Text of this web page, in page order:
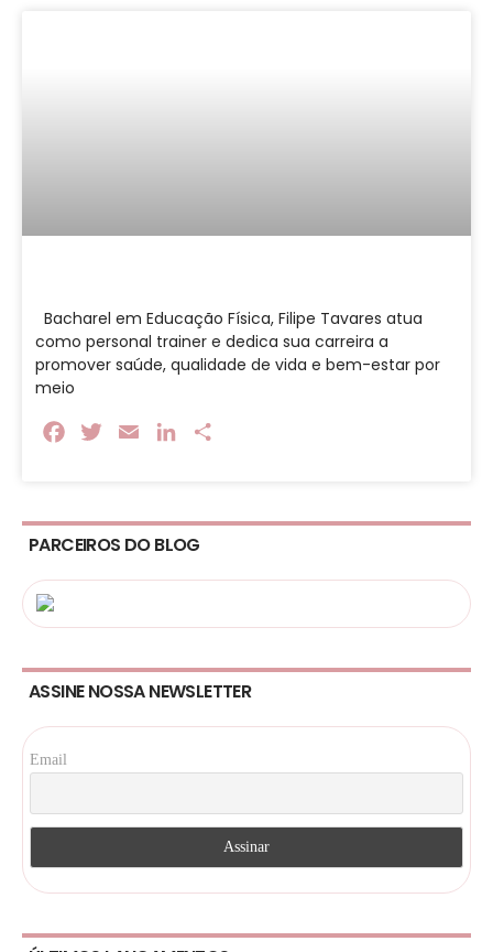
Bacharel em Educação Física, Filipe Tavares atua
como personal trainer e dedica sua carreira a
promover saúde, qualidade de vida e bem-estar por
meio
FacebookTwitterEmail LinkedIn
PARCEIROS DO BLOG
ASSINE NOSSA NEWSLETTER
Email